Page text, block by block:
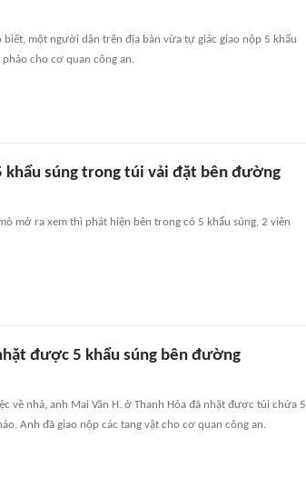
biết, một người dân trên địa bàn vừa tự giác giao nộp 5 khẩu
cho cơ quan công an.
khẩu súng trong túi vải đặt bên đường
mở ra xem thì phát hiện bên trong có 5 khẩu súng, 2 viên
được 5 khẩu súng bên đường
về nhà, anh Mai Văn H. ở Thanh Hóa đã nhặt được túi chứa 5
Anh đã giao nộp các tang vật cho cơ quan công an.